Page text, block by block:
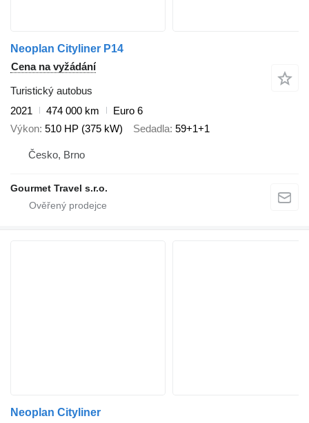
Neoplan Cityliner P14
Cena na vyžádání
Turistický autobus
2021
474 000 km
Euro 6
Výkon 510 HP (375 kW) Sedadla 59+1+1
Česko, Brno
Gourmet Travel s.r.o.
Neoplan Cityliner